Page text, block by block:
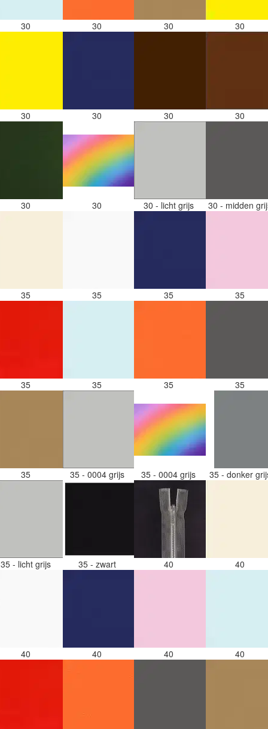
30 30 30 30
30 30 30 30
30 30 30 - licht grijs 30 - midden
35 35 35 35
35 35 35 35
35 35 - 0004 grijs 35 - 0004 grijs 35 - donker
35 - licht grijs 35 - zwart 40 40
40 40 40 40